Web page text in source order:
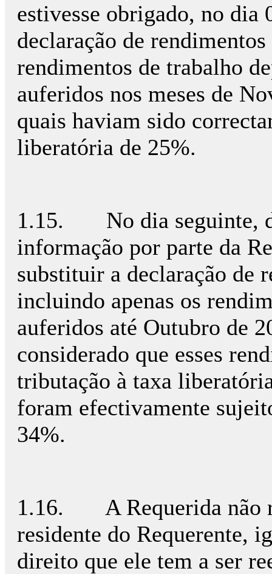
estivesse obrigado, no
declaração de
rendimentos de trabalho
auferidos nos meses de
quais haviam sido
liberatória de 25%.
1.15. No dia seguinte,
informação por parte da
substituir a declaração de
incluindo apenas os
auferidos até Outubro de
considerado que esses
tributação à taxa
foram efectivamente
34%.
1.16. A Requerida não
residente do Requerente,
direito que ele tem a ser